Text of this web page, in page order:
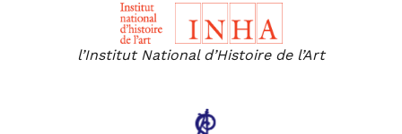
l’Institut National d’Histoire de l’Art